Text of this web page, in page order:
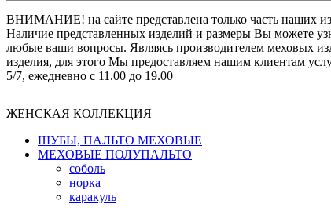
ВНИМАНИЕ! на сайте представлена только часть наших
Наличие представленных изделий и размеры Вы можете
любые ваши вопросы. Являясь производителем меховых
изделия, для этого Мы предоставляем нашим клиентам
5/7, ежедневно с 11.00 до 19.00
ЖЕНСКАЯ КОЛЛЕКЦИЯ
ШУБЫ, ПАЛЬТО МЕХОВЫЕ
МЕХОВЫЕ ПОЛУПАЛЬТО
соболь
норка
каракуль